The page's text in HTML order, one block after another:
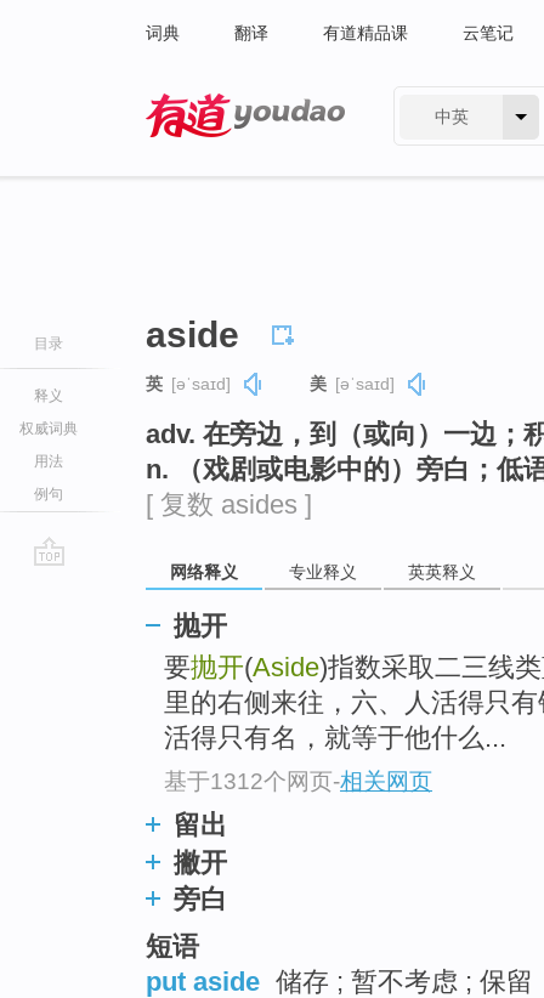
词典 翻译 有道精品课 云笔记
中英
目录
释义
权威词典
用法
例句
aside
英 [əˈsaɪd] 美 [əˈsaɪd]
adv. 在旁边，到（或向）一边
n. （戏剧或电影中的）旁白；低
[ 复数 asides ]
网络释义 专业释义 英英释义
抛开
要抛开(Aside)指数采取二三线
里的右侧来往，六、人活得只
活得只有名，就等于他什么...
基于1312个网页-相关网页
留出
撇开
旁白
短语
put aside 储存 ; 暂不考虑 ; 保留